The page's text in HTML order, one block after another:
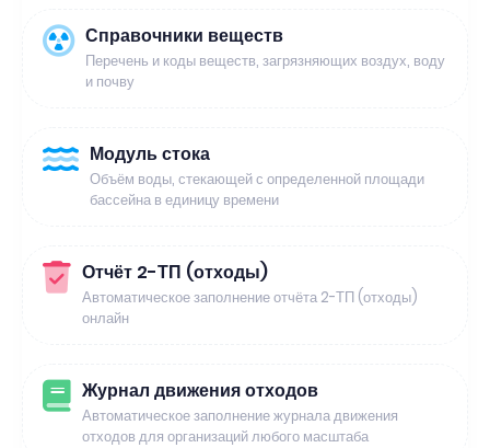
Справочники веществ
Перечень и коды веществ, загрязняющих воздух, воду
и почву
Модуль стока
Объём воды, стекающей с определенной площади
бассейна в единицу времени
Отчёт 2-ТП (отходы)
Автоматическое заполнение отчёта 2-ТП (отходы)
онлайн
Журнал движения отходов
Автоматическое заполнение журнала движения
отходов для организаций любого масштаба